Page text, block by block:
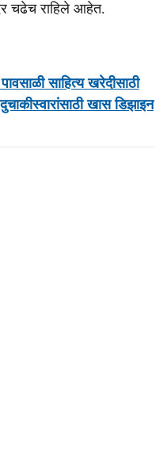
चढेच राहिले आहेत.
साहित्य खरेदीसाठी
खास डिझाइन